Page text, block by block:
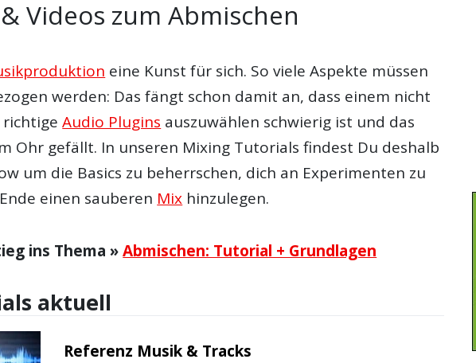
Videos zum Abmischen
eine Kunst für sich. So viele Aspekte müssen
werden: Das fängt schon damit an, dass einem nicht
richtigeAudio Plugins auszuwählen schwierig ist und das
Ohr gefällt. In unseren Mixing Tutorials findest Du deshalb
um die Basics zu beherrschen, dich an Experimenten zu
einen sauberen Mix hinzulegen.
ins Thema »Abmischen: Tutorial + Grundlagen
aktuell
Referenz Musik & Tracks